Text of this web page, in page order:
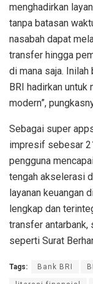
menghadirkan
tanpa batasan
nasabah dapat
transfer hingga
di mana saja. Inilah
BRI hadirkan untuk
modern”,
Sebagai super
impresif sebesar
pengguna
tengah akselerasi
layanan keuangan
lengkap dan
transfer antarbank,
seperti Surat
Tags: Bank BRI